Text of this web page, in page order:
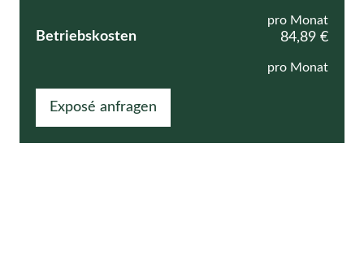
pro Monat
Betriebskosten 84,89 €
pro Monat
Exposé anfragen